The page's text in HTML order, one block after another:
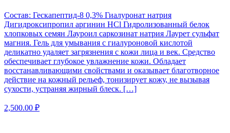
Состав: Гескапептид-8 0,3% Гиалуронат натрия
Дигидроксипропил аргинин HCl Гидролизованный белок
хлопковых семян Лауроил саркозинат натрия Лаурет сульфат
магния. Гель для умывания с гиалуроновой кислотой
деликатно удаляет загрязнения с кожи лица и век. Средство
обеспечивает глубокое увлажнение кожи. Обладает
восстанавливающими свойствами и оказывает благотворное
действие на кожный рельеф, тонизирует кожу, не вызывая
сухости, устраняя жирный блеск. […]
2,500.00 ₽